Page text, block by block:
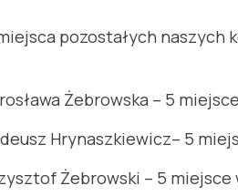
pozostałych naszych
Żebrowska – 5
Hrynaszkiewicz– 5
Żebrowski – 5